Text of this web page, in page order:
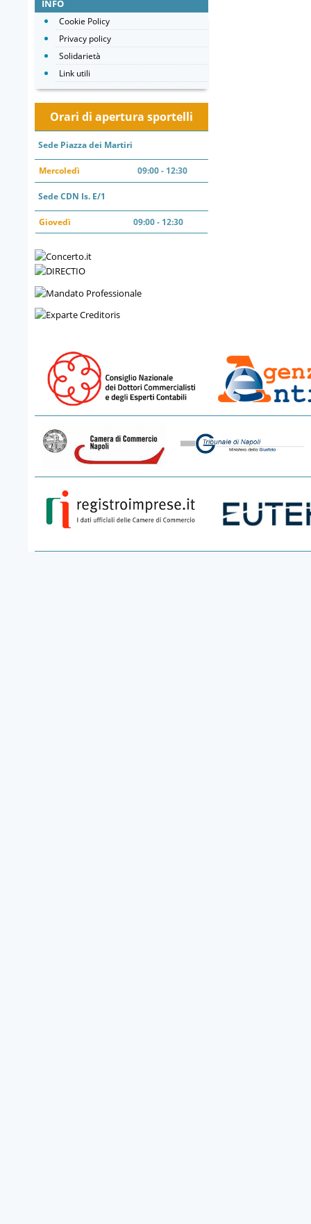
INFO
Cookie Policy
Privacy policy
Solidarietà
Link utili
Orari di apertura sportelli
Sede Piazza dei Martiri
Mercoledì 09:00 - 12:30
Sede CDN Is. E/1
Giovedì 09:00 - 12:30